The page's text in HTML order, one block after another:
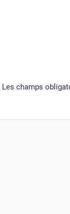
Les champs